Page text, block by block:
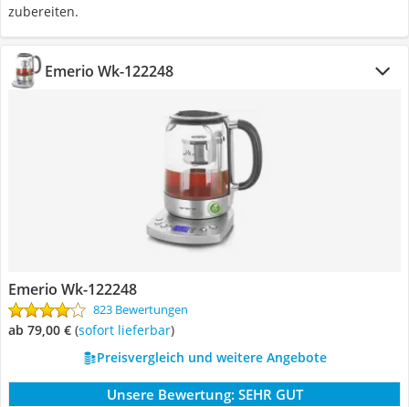
zubereiten.
Emerio Wk-122248
Emerio Wk-122248
823 Bewertungen
ab 79,00 € ( Sofort lieferbar)
Preisvergleich und weitere Angebote
Unsere Bewertung: SEHR GUT